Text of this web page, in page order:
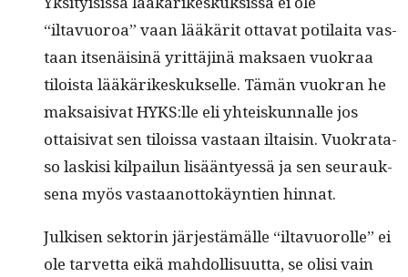
“iltavuoroa” vaan lääkärit otta­vat poti­lai­ta vas­
taan itsenäis­inä yrit­täjinä mak­saen vuokraa
tiloista lääkärikeskuk­selle. Tämän vuokran he
mak­saisi­vat HYKS:lle eli yhteiskun­nalle jos
ottaisi­vat sen tilois­sa vas­taan iltaisin. Vuokrata­
so lask­isi kil­pailun lisään­tyessä ja sen seu­rauk­
se­na myös vas­taan­ot­tokäyn­tien hinnat.
Julkisen sek­torin jär­jestämälle “iltavuorolle” ei
ole tarvet­ta eikä mah­dol­lisu­ut­ta, se olisi vain